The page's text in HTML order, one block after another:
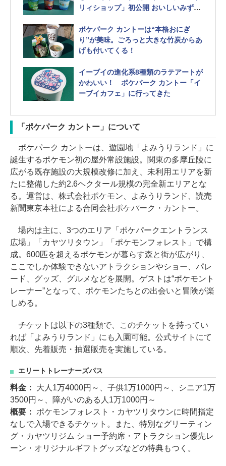
リィショップ」初公開 おいしいみずや
ポケパーク カントーは“本格おにぎ
り”が美味。ごろっと大きな竹炭からあ
げも付いてくる！
イーブイの進化系8種類のラテアートが
かわいい！ ポケパーク カントー「イ
ーブイカフェ」に行ってきた
「ポケパーク カントー」について
ポケパーク カントーは、遊園地「よみうりランド」に
誕生するポケモン初の屋外常設施設。関東の多摩丘陵に
広がる既存施設の大規模改修に加え、未利用エリアを新
たに整備した約2.6ヘクタール規模の完全新エリアとな
る。運営は、株式会社ポケモン、よみうりランド、読売
新聞東京本社による合同会社ポケパーク・カントー。
場内は主に、3つのエリア「ポケパークエントランス
広場」「カヤツリタウン」「ポケモンフォレスト」で構
成。600匹を超えるポケモンが暮らす森と街が広がり、
ここでしか体験できないアトラクションやショー、パレ
ード、グッズ、グルメなどを展開。ゲストは“ポケモント
レーナー”となって、ポケモンたちとの出会いと冒険が楽
しめる。
チケットは以下の3種類で、このチケットを持ってい
れば「よみうりランド」にも入園可能。公式サイトにて
順次、先着販売・抽選販売を実施している。
エリートトレーナーズパス
料金： 大人1万4000円～、子供1万1000円～、シニア1万
3500円～、障がいのある人1万1000円～
概要： ポケモンフォレスト・カヤツリタウンに時間指定
なしで入場できるチケット。また、特別なグリーティン
グ・カヤツリジム ショー予約席・アトラクション優先レ
ーン・オリジナルギフトグッズなどの特典もつく。